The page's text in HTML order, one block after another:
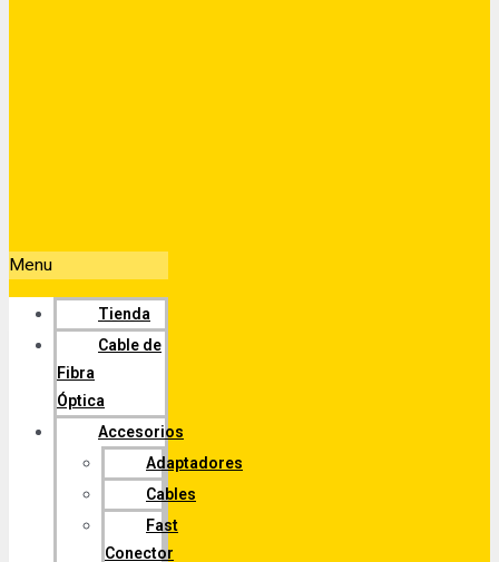
Menu
Tienda
Cable de
Fibra
Óptica
Accesorios
Adaptadores
Cables
Fast
Conector